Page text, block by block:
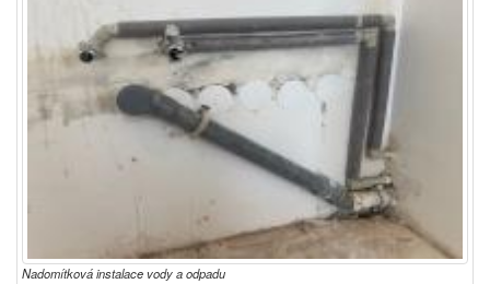
Nadomítková instalace vody a odpadu